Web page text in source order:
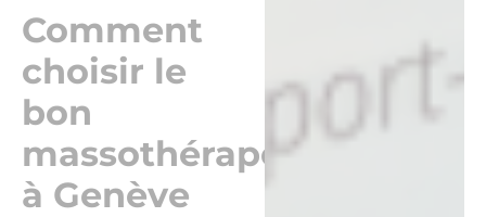
Comment
choisir le
bon
massothérapeute
à Genève